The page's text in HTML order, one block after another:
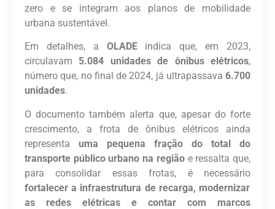
zero e se integram aos planos de mobilidade
urbana sustentável.
Em detalhes, a OLADE indica que, em 2023,
circulavam 5.084 unidades de ônibus elétricos,
número que, no final de 2024, já ultrapassava 6.700
unidades.
O documento também alerta que, apesar do forte
crescimento, a frota de ônibus elétricos ainda
representa uma pequena fração do total do
transporte público urbano na regiãoe ressalta que,
para consolidar essas frotas, é necessário
fortalecer a infraestrutura de recarga, modernizar
as redes elétricas e contar com marcos